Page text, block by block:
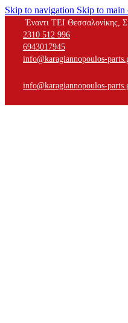
Skip to navigation Skip to main
Έναντι ΤΕΙ Θεσσαλονίκης,
2310 512 996
6943017945
info@karagiannopoulos-
info@karagiannopoulos-